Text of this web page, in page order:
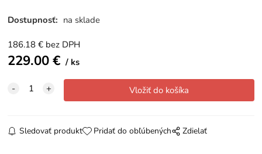
Dostupnosť: na sklade
186.18 € bez DPH
229.00€ ks
Sledovať produkt Pridať do obľúbených Zdielať